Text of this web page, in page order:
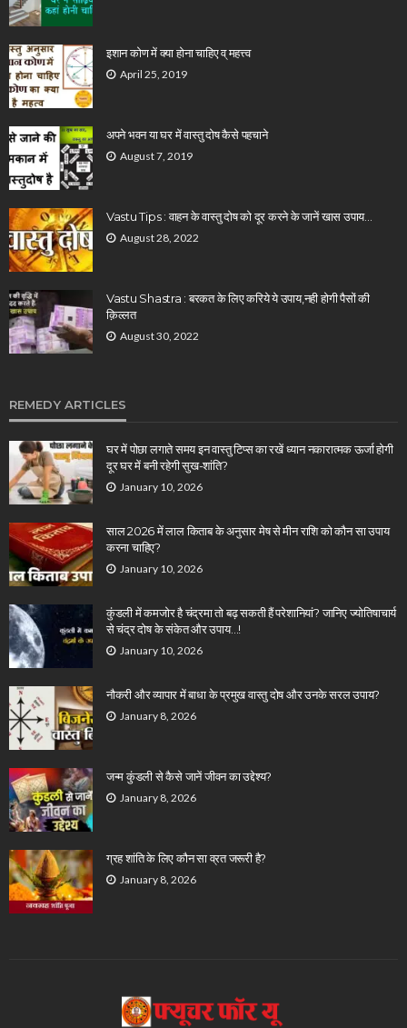
इशान कोण में क्या होना चाहिए व् महत्त्व
April 25, 2019
अपने भवन या घर में वास्तु दोष कैसे पहचाने
August 7, 2019
Vastu Tips : वाहन के वास्तु दोष को दूर करने के जानें खास उपाय…
August 28, 2022
Vastu Shastra : बरकत के लिए करिये ये उपाय,नही होगी पैसों की
क़िल्लत
August 30, 2022
REMEDY ARTICLES
घर में पोछा लगाते समय इन वास्तु टिप्स का रखें ध्यान नकारात्मक ऊर्जा होगी
दूर घर में बनी रहेगी सुख-शांति?
January 10, 2026
साल 2026 में लाल किताब के अनुसार मेष से मीन राशि को कौन सा उपाय
करना चाहिए?
January 10, 2026
कुंडली में कमजोर है चंद्रमा तो बढ़ सकती हैं परेशानियां? जानिए ज्योतिषाचार्य
से चंद्र दोष के संकेत और उपाय…!
January 10, 2026
नौकरी और व्यापार में बाधा के प्रमुख वास्तु दोष और उनके सरल उपाय?
January 8, 2026
जन्म कुंडली से कैसे जानें जीवन का उद्देश्य?
January 8, 2026
ग्रह शांति के लिए कौन सा व्रत जरूरी है?
January 8, 2026